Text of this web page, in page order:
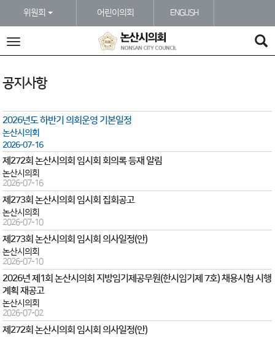
위원회
어린이의회 ENGLISH
전
공지사항
2026년도 하반기 의회운영 기본일정
논산시의회
2026-07-16
제272회 논산시의회 임시회 회의록 등재 알림
논산시의회
2026-07-16
제273회 논산시의회 임시회 집회공고
논산시의회
2026-07-10
제273회 논산시의회 임시회 의사일정(안)
논산시의회
2026-07-10
2026년 제1회 논산시의회 지방임기제공무원(한시임기제 7호) 채용시험 시행
계획 재공고
논산시의회
2026-07-02
제272회 논산시의회 임시회 의사일정(안)